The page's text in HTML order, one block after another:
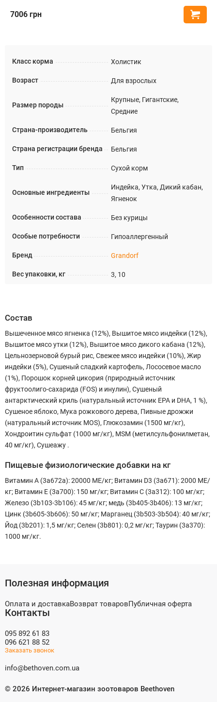
Класс корма Холистик
Возраст Для взрослых
Размер породы
Крупные, Гигантские,
Средние
Страна-производитель Бельгия
Страна регистрации бренда Бельгия
Тип Сухой корм
Основные ингредиенты
Индейка, Утка, Дикий кабан,
Ягненок
Особенности состава Без курицы
Особые потребности Гипоаллергенный
Бренд Grandorf
Вес упаковки, кг 3, 10
7006 грн
Состав
Вышеченное мясо ягненка (12%), Вышитое мясо индейки (12%),
Вышитое мясо утки (12%), Вышитое мясо дикого кабана (12%),
Цельнозерновой бурый рис, Свежее мясо индейки (10%), Жир
индейки (5%), Сушеный сладкий картофель, Лососевое масло
(1%), Порошок корней цикория (природный источник
фруктоолиго-сахарида (FOS) и инулин), Сушеный
антарктический криль (натуральный источник EPA и DHA, 1 %),
Сушеное яблоко, Мука рожкового дерева, Пивные дрожжи
(натуральный источник MOS), Глюкозамин (1500 мг/кг),
Хондроитин сульфат (1000 мг/кг), MSM (метилсульфонилметан,
40 мг/кг), Сушеажу .
Пищевые физиологические добавки на кг
Витамин А (3a672a): 20000 МЕ/кг; Витамин D3 (3a671): 2000 МЕ/
кг; Витамин Е (3a700): 150 мг/кг; Витамин С (3a312): 100 мг/кг;
Железо (3b103-3b106): 45 мг/кг; медь (3b405-3b406): 13 мг/кг;
Цинк (3b605-3b606): 50 мг/кг; Марганец (3b503-3b504): 40 мг/кг;
Йод (3b201): 1,5 мг/кг; Селен (3b801): 0,2 мг/кг; Таурин (3a370):
1000 мг/кг.
Полезная информация
Оплата и доставкаВозврат товаровПубличная оферта
Контакты
095 892 61 83
096 621 88 52
Заказать звонок
info@bethoven.com.ua
© 2026 Интернет-магазин зоотоваров Beethoven